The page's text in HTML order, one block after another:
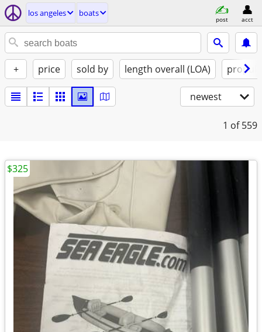
los angeles boats
post acct
+ price sold by length overall (LOA)
newest
1 of 559
$325